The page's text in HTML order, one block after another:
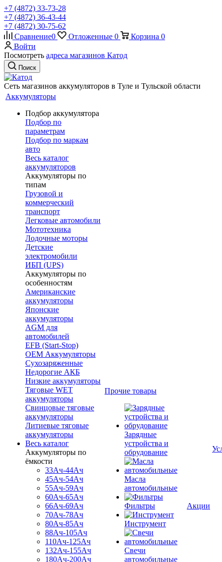
+7 (4872) 33-73-28
+7 (4872) 36-43-44
+7 (4872) 30-75-62
Сравнение0 Отложенные 0 Корзина 0
Войти
Посмотреть адреса магазинов Катод
Поиск
Сеть магазинов аккумуляторов в Туле и Тульской области
Аккумуляторы
Подбор аккумулятора
Подбор по
параметрам
Подбор по маркам
авто
Весь каталог
аккумуляторов
Аккумуляторы по
типам
Грузовой и
коммерческий
транспорт
Легковые автомобили
Мототехника
Лодочные моторы
Детские
электромобили
ИБП (UPS)
Аккумуляторы по
особенностям
Американские
аккумуляторы
Японские
аккумуляторы
AGM для
автомобилей
EFB (Start-Stop)
OEM Аккумуляторы
Сухозаряженные
Недорогие АКБ
Низкие аккумуляторы
Тяговые WET
аккумуляторы
Свинцовые тяговые
аккумуляторы
Литиевые тяговые
аккумуляторы
Весь каталог
Аккумуляторы по
ёмкости
33Ач-44Ач
45Ач-54Ач
55Ач-59Ач
60Ач-65Ач
66Ач-69Ач
70Ач-78Ач
80Ач-85Ач
88Ач-105Ач
110Ач-125Ач
132Ач-155Ач
180Ач-200Ач
Прочие товары
Зарядные
устройства и
обрудование
Масла
автомобильные
Фильтры
Инструмент
Свечи
автомобильные
Акции